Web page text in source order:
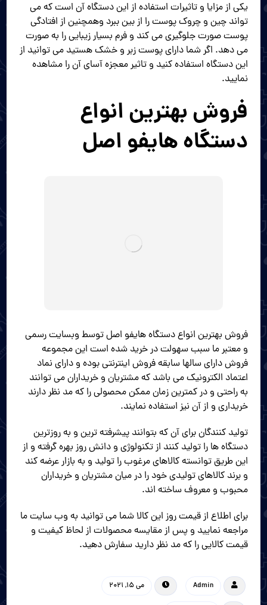
یکی از مزایا و تاثیرات استفاده از این دستگاه آن است که می
تواند چین و چروک پوست را از بین ببرد وهمچنین از افتادگی
پوست صورت جلوگیری می کند و فرم بسیار زیبایی را به صورت
می‌ دهد. اگر شما دارای پوست زبر و خشک هستید می توانید از
این دستگاه استفاده کنید و تاثیر معجزه آسای آن را مشاهده
نمایید.
فروش بهترین انواع
دستگاه هایفو اصل
فروش بهترین انواع دستگاه هایفو اصل توسط وبسایت رسمی
و معتبر ما سبب سهولت در خرید شده است این مجموعه
فروش دارای سالها سابقه فروش اینترنتی بوده و دارای نماد
اعتماد الکترونیک می باشد که مشتریان و خریداران می توانند
به راحتی و در کمترین زمان ممکن محصولی را که مد نظر دارند
خریداری و از آن نیز استفاده نمایند.
تولید کنندگان برای آن که بتوانند پیشرفته ترین و به روزترین
دستگاه ها را تولید کنند از تکنولوژی و دانش روز بهره گرفته و از
این طریق توانسته کالاهای مرغوب را تولید و به بازار عرضه کند
و برند کالاهای تولیدی خود را در میان مشتریان و خریداران
محبوب و معروف ساخته اند.
برای اطلاع از قیمت روز این کالا شما می توانید به وب سایت ما
مراجعه نمایید و پس از مقایسه محصولات از لحاظ کیفیت و
قیمت کالایی را که مد نظر دارید سفارش دهید.
Admin می 15, 2021